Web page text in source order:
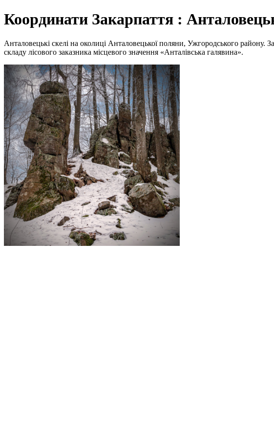
Координати Закарпаття :
Анталовецькі скелі на околиці Анталовецької поляни, Ужгородського
складу лісового заказника місцевого значення «Анталівська галявина».